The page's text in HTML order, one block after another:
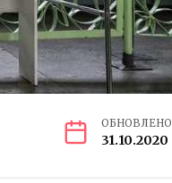
ОБНОВЛЕНО
31.10.2020